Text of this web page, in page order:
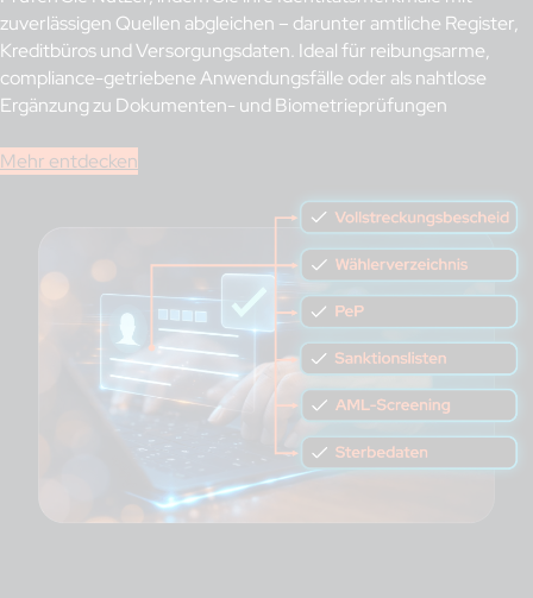
zuverlässigen Quellen abgleichen – darunter amtliche Register,
Kreditbüros und Versorgungsdaten. Ideal für reibungsarme,
compliance-getriebene Anwendungsfälle oder als nahtlose
Ergänzung zu Dokumenten- und Biometrieprüfungen
Mehr entdecken